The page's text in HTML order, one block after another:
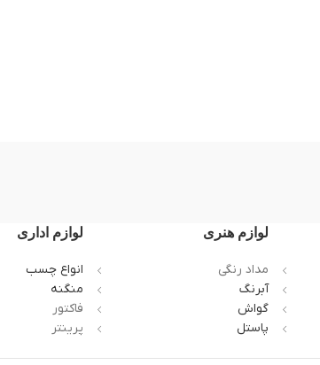
لوازم هنری
مداد رنگی
آبرنگ
گواش
پاستل
لوازم اداری
انواع چسب
منگنه
فاکتور
پرینتر